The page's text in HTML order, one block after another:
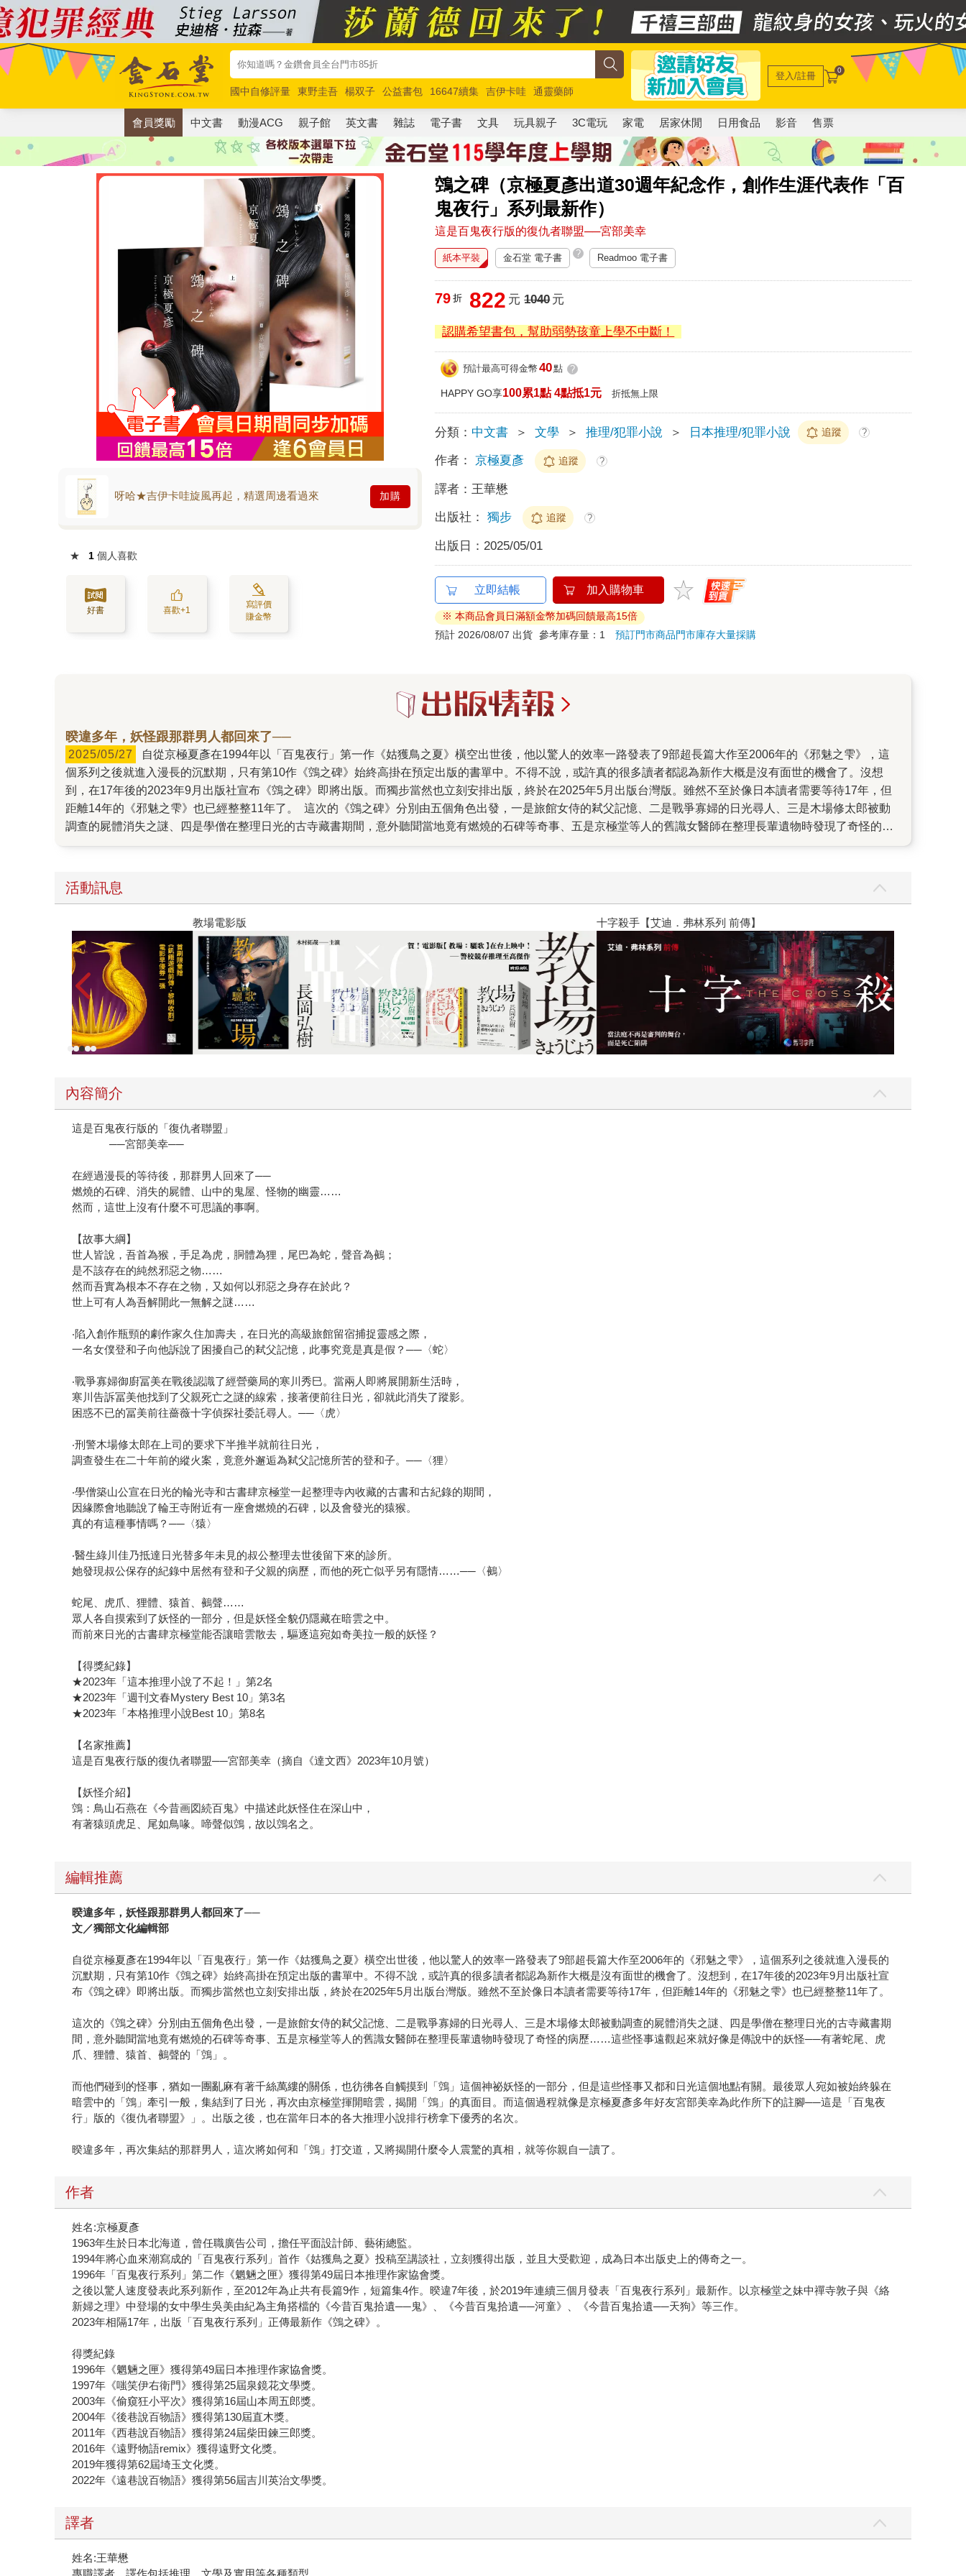
國中自修評量 東野圭吾 楊双子 公益書包 16647續集 吉伊卡哇
通靈藥師
唯紅花綻放
奧德賽 路邊攤新作 馬斯克 玩具總動員5 超慢跑
登入/註冊 0
會員獎勵 中文書 動漫ACG 親子館 英文書 雜誌 電子書 文具 玩具親子 3C電玩 家電 居家休閒 日用食品 影音 售票
鵼之碑（京極夏彥出道30週年紀念作，創作生涯代表作「百
鬼夜行」系列最新作）
這是百鬼夜行版的復仇者聯盟──宮部美幸
呀哈★吉伊卡哇旋風再起，精選周邊看過來 加購
★ 1 個人喜歡
好書 喜歡+1
寫評價
賺金幣
紙本平裝 金石堂 電子書 ? Readmoo 電子書
79 折 822 元 1040元
認購希望書包，幫助弱勢孩童上學不中斷！
預計最高可得金幣 40點 ?
HAPPY GO享100累1點 4點抵1元 折抵無上限
分類： 中文書 ＞ 文學 ＞ 推理/犯罪小說 ＞ 日本推理/犯罪小說 追蹤 ?
作者： 京極夏彥 追蹤 ?
譯者： 王華懋
出版社： 獨步 追蹤 ?
出版日： 2025/05/01
立即結帳 加入購物車
※ 本商品會員日滿額金幣加碼回饋最高15倍
預計 2026/08/07 出貨 參考庫存量：1預訂門市商品門市庫存大量採購
暌違多年，妖怪跟那群男人都回來了──
2025/05/27
個系列之後就進入漫長的沉默期，只有第10作《鵼之碑》始終高掛在預定出版的書單中。不得不說，或許真的很多讀者都認為新作大概是沒有面世的機會了。沒想
到，在17年後的2023年9月出版社宣布《鵼之碑》即將出版。而獨步當然也立刻安排出版，終於在2025年5月出版台灣版。雖然不至於像日本讀者需要等待17年，但
距離14年的《邪魅之雫》也已經整整11年了。 這次的《鵼之碑》分別由五個角色出發，一是旅館女侍的弒父記憶、二是戰爭寡婦的日光尋人、三是木場修太郎被動
調查的屍體消失之謎、四是學僧在整理日光的古寺藏書期間，意外聽聞當地竟有燃燒的石碑等奇事、五是京極堂等人的舊識女醫師在整理長輩遺物時發現了奇怪的病
堂揮開暗雲，揭開「鵼」的真面目。而這個過程就像是京極夏彥多年好友宮部美幸為此作所下的註腳──這是「百鬼夜行」版的《復仇者聯盟》」。出版之後，也在當
年日本的各大推理小說排行榜拿下優秀的名次。 暌違多年，再次集結的那群男人，這次將如何和「鵼」打交道，又將揭開什麼令人震驚的真相，就等你親自一讀了。
活動訊息
十字殺手【艾迪．弗林系列 前傳】
內容簡介
這是百鬼夜行版的「復仇者聯盟」
──宮部美幸──
在經過漫長的等待後，那群男人回來了──
燃燒的石碑、消失的屍體、山中的鬼屋、怪物的幽靈……
然而，這世上沒有什麼不可思議的事啊。
【故事大綱】
世人皆說，吾首為猴，手足為虎，胴體為狸，尾巴為蛇，聲音為鵺；
是不該存在的純然邪惡之物……
然而吾實為根本不存在之物，又如何以邪惡之身存在於此？
世上可有人為吾解開此一無解之謎……
‧陷入創作瓶頸的劇作家久住加壽夫，在日光的高級旅館留宿捕捉靈感之際，
一名女僕登和子向他訴說了困擾自己的弒父記憶，此事究竟是真是假？──〈蛇〉
‧戰爭寡婦御廚冨美在戰後認識了經營藥局的寒川秀巳。當兩人即將展開新生活時，
寒川告訴冨美他找到了父親死亡之謎的線索，接著便前往日光，卻就此消失了蹤影。
困惑不已的冨美前往薔薇十字偵探社委託尋人。──〈虎〉
‧刑警木場修太郎在上司的要求下半推半就前往日光，
調查發生在二十年前的縱火案，竟意外邂逅為弒父記憶所苦的登和子。──〈狸〉
‧學僧築山公宣在日光的輪光寺和古書肆京極堂一起整理寺內收藏的古書和古紀錄的期間，
因緣際會地聽說了輪王寺附近有一座會燃燒的石碑，以及會發光的猿猴。
真的有這種事情嗎？──〈猿〉
‧醫生綠川佳乃抵達日光替多年未見的叔公整理去世後留下來的診所。
她發現叔公保存的紀錄中居然有登和子父親的病歷，而他的死亡似乎另有隱情……──〈鵺〉
蛇尾、虎爪、狸體、猿首、鵺聲……
眾人各自摸索到了妖怪的一部分，但是妖怪全貌仍隱藏在暗雲之中。
而前來日光的古書肆京極堂能否讓暗雲散去，驅逐這宛如奇美拉一般的妖怪？
【得獎紀錄】
★2023年「這本推理小說了不起！」第2名
★2023年「週刊文春Mystery Best 10」第3名
★2023年「本格推理小說Best 10」第8名
【名家推薦】
這是百鬼夜行版的復仇者聯盟──宮部美幸（摘自《達文西》2023年10月號）
【妖怪介紹】
鵼：鳥山石燕在《今昔画図続百鬼》中描述此妖怪住在深山中，
有著猿頭虎足、尾如鳥喙。啼聲似鵼，故以鵼名之。
編輯推薦
暌違多年，妖怪跟那群男人都回來了──
文／獨部文化編輯部
自從京極夏彥在1994年以「百鬼夜行」第一作《姑獲鳥之夏》橫空出世後，他以驚人的效率一路發表了9部超長篇大作至2006年的《邪魅之雫》，這個系列之後就進入漫長的
沉默期，只有第10作《鵼之碑》始終高掛在預定出版的書單中。不得不說，或許真的很多讀者都認為新作大概是沒有面世的機會了。沒想到，在17年後的2023年9月出版社宣
布《鵼之碑》即將出版。而獨步當然也立刻安排出版，終於在2025年5月出版台灣版。雖然不至於像日本讀者需要等待17年，但距離14年的《邪魅之雫》也已經整整11年了。
這次的《鵼之碑》分別由五個角色出發，一是旅館女侍的弒父記憶、二是戰爭寡婦的日光尋人、三是木場修太郎被動調查的屍體消失之謎、四是學僧在整理日光的古寺藏書期
間，意外聽聞當地竟有燃燒的石碑等奇事、五是京極堂等人的舊識女醫師在整理長輩遺物時發現了奇怪的病歷……這些怪事遠觀起來就好像是傳說中的妖怪──有著蛇尾、虎
爪、狸體、猿首、鵺聲的「鵼」。
而他們碰到的怪事，猶如一團亂麻有著千絲萬縷的關係，也彷彿各自觸摸到「鵼」這個神祕妖怪的一部分，但是這些怪事又都和日光這個地點有關。最後眾人宛如被始終躲在
暗雲中的「鵼」牽引一般，集結到了日光，再次由京極堂揮開暗雲，揭開「鵼」的真面目。而這個過程就像是京極夏彥多年好友宮部美幸為此作所下的註腳──這是「百鬼夜
行」版的《復仇者聯盟》」。出版之後，也在當年日本的各大推理小說排行榜拿下優秀的名次。
暌違多年，再次集結的那群男人，這次將如何和「鵼」打交道，又將揭開什麼令人震驚的真相，就等你親自一讀了。
作者
姓名:京極夏彥
1963年生於日本北海道，曾任職廣告公司，擔任平面設計師、藝術總監。
1994年將心血來潮寫成的「百鬼夜行系列」首作《姑獲鳥之夏》投稿至講談社，立刻獲得出版，並且大受歡迎，成為日本出版史上的傳奇之一。
1996年「百鬼夜行系列」第二作《魍魎之匣》獲得第49屆日本推理作家協會獎。
之後以驚人速度發表此系列新作，至2012年為止共有長篇9作，短篇集4作。暌違7年後，於2019年連續三個月發表「百鬼夜行系列」最新作。以京極堂之妹中禪寺敦子與《絡
新婦之理》中登場的女中學生吳美由紀為主角搭檔的《今昔百鬼拾遺──鬼》、《今昔百鬼拾遺──河童》、《今昔百鬼拾遺──天狗》等三作。
2023年相隔17年，出版「百鬼夜行系列」正傳最新作《鵼之碑》。
得獎紀錄
1996年《魍魎之匣》獲得第49屆日本推理作家協會獎。
1997年《嗤笑伊右衛門》獲得第25屆泉鏡花文學獎。
2003年《偷窺狂小平次》獲得第16屆山本周五郎獎。
2004年《後巷說百物語》獲得第130屆直木獎。
2011年《西巷說百物語》獲得第24屆柴田鍊三郎獎。
2016年《遠野物語remix》獲得遠野文化獎。
2019年獲得第62屆埼玉文化獎。
2022年《遠巷說百物語》獲得第56屆吉川英治文學獎。
譯者
姓名:王華懋
專職譯者，譯作包括推理、文學及實用等各種類型。